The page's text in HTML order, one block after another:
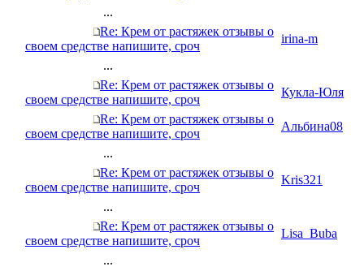
...
Re: Крем от растяжек отзывы о
своем средстве напишите, сроч
irina-m
...
Re: Крем от растяжек отзывы о
своем средстве напишите, сроч
Кукла-Юля
Re: Крем от растяжек отзывы о
своем средстве напишите, сроч
Альбина08
...
Re: Крем от растяжек отзывы о
своем средстве напишите, сроч
Kris321
...
Re: Крем от растяжек отзывы о
своем средстве напишите, сроч
Lisa_Buba
...